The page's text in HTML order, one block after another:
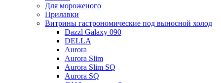
Для мороженого
Прилавки
Витрины гастрономические под выносной холод
Dazzl Galaxy 090
DELLA
Aurora
Aurora Slim
Aurora Slim SQ
Aurora SQ